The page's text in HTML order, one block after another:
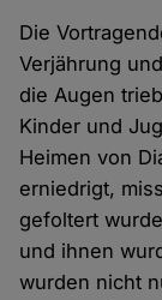
Die
Verjährung
die Augen
Kinder und
Heimen von
erniedrigt,
gefoltert
und ihnen
wurden nicht